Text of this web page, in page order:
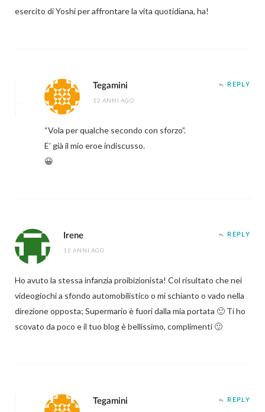
esercito di Yoshi per affrontare la vita quotidiana, ha!
Tegamini
12 ANNI AGO
REPLY
“Vola per qualche secondo con sforzo”.
E’ già il mio eroe indiscusso.
😀
Irene
12 ANNI AGO
REPLY
Ho avuto la stessa infanzia proibizionista! Col risultato che nei
videogiochi a sfondo automobilistico o mi schianto o vado nella
direzione opposta; Supermario è fuori dalla mia portata 🙂 Ti ho
scovato da poco e il tuo blog è bellissimo, complimenti 🙂
Tegamini REPLY